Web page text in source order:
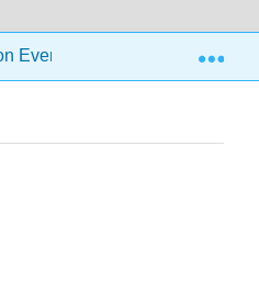
Eventos Aplicados (Suerte)